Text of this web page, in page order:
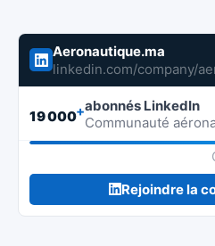
Aeronautique.ma
linkedin.com/company/
19 000+abonnés LinkedIn
Communauté
Rejoindre la